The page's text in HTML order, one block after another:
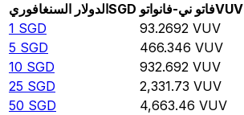
الدولار السنغافوريSGD فاتو ني-فانواتوVUV
1 SGD 93.2692 VUV
5 SGD 466.346 VUV
10 SGD 932.692 VUV
25 SGD 2,331.73 VUV
50 SGD 4,663.46 VUV